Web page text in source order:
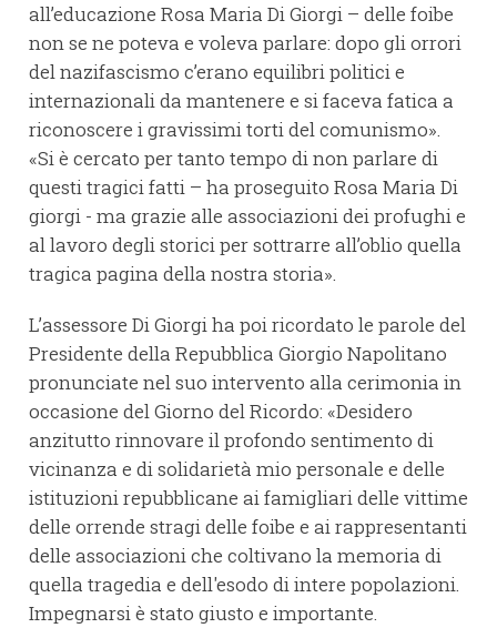
all’educazione Rosa Maria Di Giorgi – delle foibe
non se ne poteva e voleva parlare: dopo gli orrori
del nazifascismo c’erano equilibri politici e
internazionali da mantenere e si faceva fatica a
riconoscere i gravissimi torti del comunismo».
«Si è cercato per tanto tempo di non parlare di
questi tragici fatti – ha proseguito Rosa Maria Di
giorgi - ma grazie alle associazioni dei profughi e
al lavoro degli storici per sottrarre all’oblio quella
tragica pagina della nostra storia».
L’assessore Di Giorgi ha poi ricordato le parole del
Presidente della Repubblica Giorgio Napolitano
pronunciate nel suo intervento alla cerimonia in
occasione del Giorno del Ricordo: «Desidero
anzitutto rinnovare il profondo sentimento di
vicinanza e di solidarietà mio personale e delle
istituzioni repubblicane ai famigliari delle vittime
delle orrende stragi delle foibe e ai rappresentanti
delle associazioni che coltivano la memoria di
quella tragedia e dell'esodo di intere popolazioni.
Impegnarsi è stato giusto e importante.